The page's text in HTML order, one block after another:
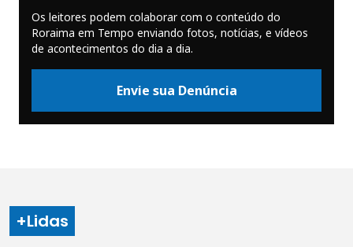
Os leitores podem colaborar com o conteúdo do
Roraima em Tempo enviando fotos, notícias, e vídeos
de acontecimentos do dia a dia.
Envie sua Denúncia
+Lidas